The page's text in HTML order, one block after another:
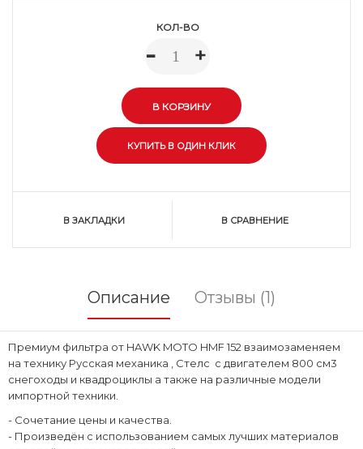
КОЛ-ВО
- +
В ЗАКЛАДКИ В СРАВНЕНИЕ
Описание Отзывы (1)
Премиум фильтра от HAWK MOTO HMF 152 взаимозаменяем
на технику Русская механика , Стелс с двигателем 800 см3
снегоходы и квадроциклы а также на различные модели
импортной техники.
- Сочетание цены и качества.
- Произведён с использованием самых лучших материалов